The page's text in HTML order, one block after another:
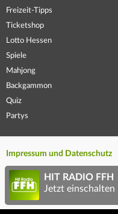
Freizeit-Tipps
Ticketshop
Lotto Hessen
Spiele
Mahjong
Backgammon
Quiz
Partys
Impressum und Datenschutz
HIT RADIO FFH
Jetzt einschalten